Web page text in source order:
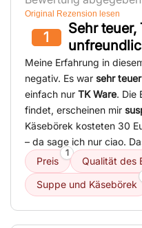
Original Rezension lesen
1
Sehr teuer,
Meine Erfahrung in
negativ. Es war sehr teuer
einfach nur TK Ware. Die
findet, erscheinen mir
Käsebörek kosteten 30
– da sage ich nur ciao.
Preis
1
Qualität des
Suppe und Käsebörek